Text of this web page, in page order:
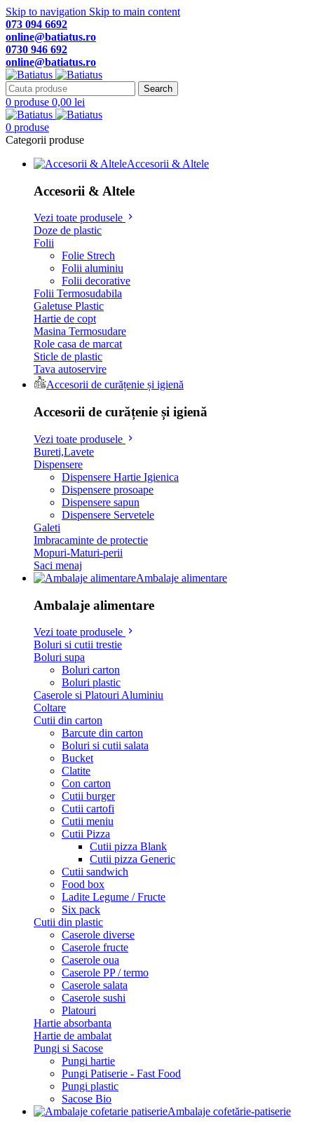
Skip to navigation Skip to main content
073 094 6692
online@batiatus.ro
0730 946 692
online@batiatus.ro
Search
0 produse 0,00 lei
0 produse
Categorii produse
Accesorii & Altele
Accesorii & Altele
Vezi toate produsele
Doze de plastic
Folii
Folie Strech
Folii aluminiu
Folii decorative
Folii Termosudabila
Galetuse Plastic
Hartie de copt
Masina Termosudare
Role casa de marcat
Sticle de plastic
Tava autoservire
Accesorii de curățenie și igienă
Accesorii de curățenie și igienă
Vezi toate produsele
Bureti,Lavete
Dispensere
Dispensere Hartie Igienica
Dispensere prosoape
Dispensere sapun
Dispensere Servetele
Galeti
Imbracaminte de protectie
Mopuri-Maturi-perii
Saci menaj
Ambalaje alimentare
Ambalaje alimentare
Vezi toate produsele
Boluri si cutii trestie
Boluri supa
Boluri carton
Boluri plastic
Caserole si Platouri Aluminiu
Coltare
Cutii din carton
Barcute din carton
Boluri si cutii salata
Bucket
Clatite
Con carton
Cutii burger
Cutii cartofi
Cutii meniu
Cutii Pizza
Cutii pizza Blank
Cutii pizza Generic
Cutii sandwich
Food box
Ladite Legume / Fructe
Six pack
Cutii din plastic
Caserole diverse
Caserole fructe
Caserole oua
Caserole PP / termo
Caserole salata
Caserole sushi
Platouri
Hartie absorbanta
Hartie de ambalat
Pungi si Sacose
Pungi hartie
Pungi Patiserie - Fast Food
Pungi plastic
Sacose Bio
Ambalaje cofetărie-patiserie